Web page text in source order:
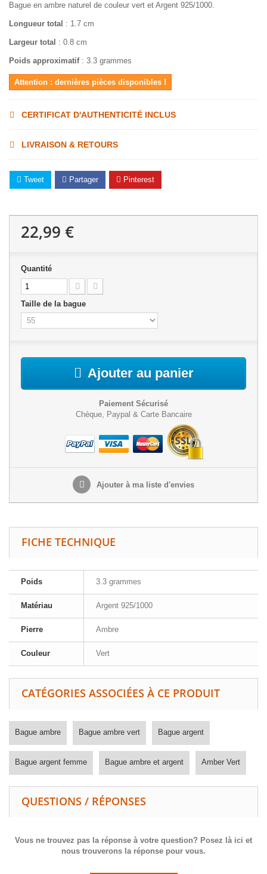
Bague en ambre naturel de couleur vert et Argent 925/1000.
Longueur total : 1.7 cm
Largeur total : 0.8 cm
Poids approximatif : 3.3 grammes
Attention : dernières pièces disponibles !
CERTIFICAT D'AUTHENTICITÉ INCLUS
LIVRAISON & RETOURS
Tweet Partager Pinterest
22,99 €
Quantité
Taille de la bague
Ajouter au panier
Paiement Sécurisé
Chèque, Paypal & Carte Bancaire
Ajouter à ma liste d'envies
FICHE TECHNIQUE
Poids 3.3 grammes
Matériau Argent 925/1000
Pierre Ambre
Couleur Vert
CATÉGORIES ASSOCIÉES À CE PRODUIT
Bague ambre Bague ambre vert Bague argent
Bague argent femme Bague ambre et argent Amber Vert
QUESTIONS / RÉPONSES
Vous ne trouvez pas la réponse à votre question? Posez là ici et
nous trouverons la réponse pour vous.